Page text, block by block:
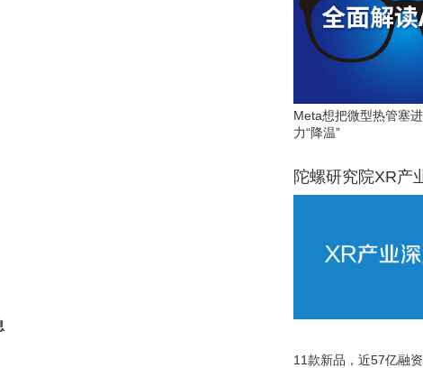
Meta想把微型热管塞
力“降温”
陀螺研究院XR产
11款新品，近57亿融